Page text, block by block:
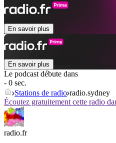
En savoir plus
En savoir plus
Le podcast débute dans
- 0 sec.
Stations de radio radio.sydney
Écoutez gratuitement cette radio
radio.fr